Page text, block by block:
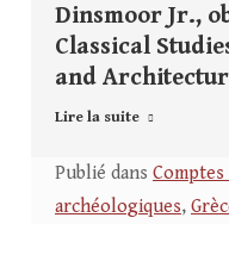
Dinsmoor Jr.,
Classical
and
Lire la suite
Publié dans
archéologiques,